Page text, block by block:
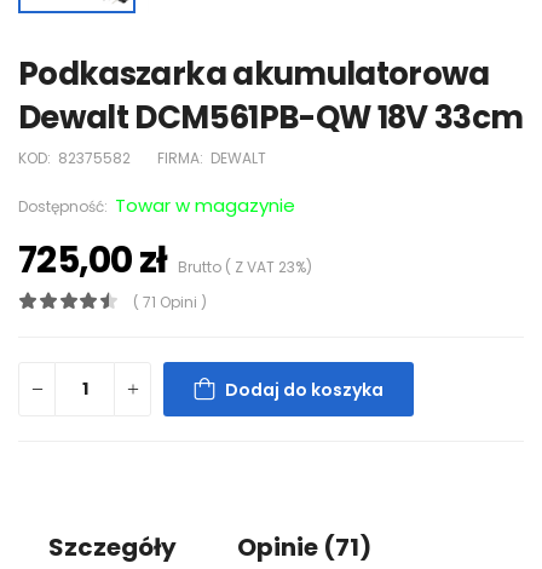
Podkaszarka akumulatorowa
Dewalt DCM561PB-QW 18V 33cm
KOD: 82375582 FIRMA: DEWALT
Dostępność: Towar w magazynie
725,00 złBrutto ( Z VAT 23%)
( 71 Opini )
Dodaj do koszyka
Szczegóły Opinie (71)